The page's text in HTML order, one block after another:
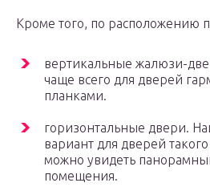
Кроме того, по расположению
вертикальные жалюзи-
чаще всего для дверей
планками.
горизонтальные двери.
вариант для дверей
можно увидеть
помещения.